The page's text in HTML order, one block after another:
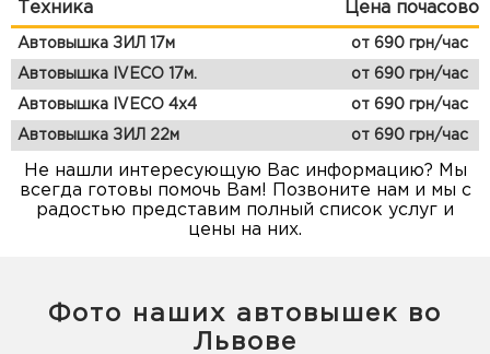
Техника Цена почасово
Автовышка ЗИЛ 17м от 690 грн/час
Автовышка IVECO 17м. от 690 грн/час
Автовышка IVECO 4x4 от 690 грн/час
Автовышка ЗИЛ 22м от 690 грн/час
Не нашли интересующую Вас информацию? Мы
всегда готовы помочь Вам! Позвоните нам и мы с
радостью представим полный список услуг и
цены на них.
Фото наших автовышек во
Львове